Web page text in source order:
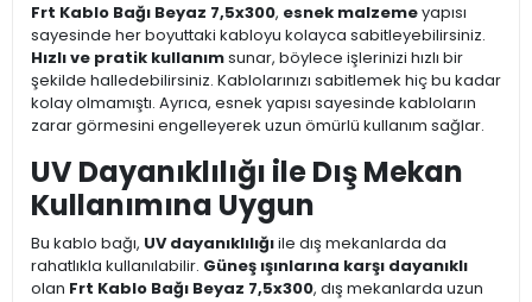
Frt Kablo Bağı Beyaz 7,5x300, esnek malzemeyapısı
sayesinde her boyuttaki kabloyu kolayca sabitleyebilirsiniz.
Hızlı ve pratik kullanımsunar, böylece işlerinizi hızlı bir
şekilde halledebilirsiniz. Kablolarınızı sabitlemek hiç bu kadar
kolay olmamıştı. Ayrıca, esnek yapısı sayesinde kabloların
zarar görmesini engelleyerek uzun ömürlü kullanım sağlar.
UV Dayanıklılığı ile Dış Mekan
Kullanımına Uygun
Bu kablo bağı, UV dayanıklılığıile dış mekanlarda da
rahatlıkla kullanılabilir. Güneş ışınlarına karşı dayanıklı
olan Frt Kablo Bağı Beyaz 7,5x300, dış mekanlarda uzun